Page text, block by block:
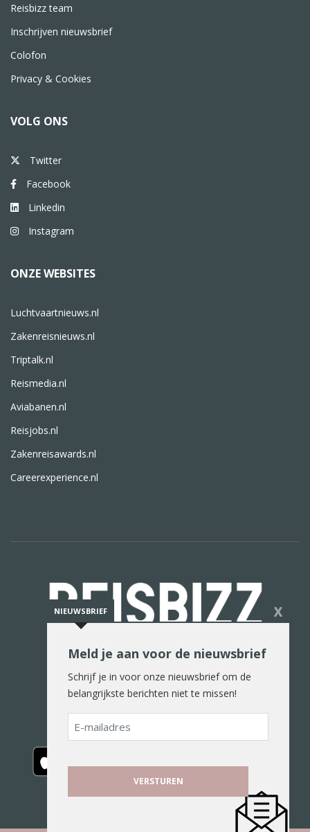
Reisbizz team
Inschrijven nieuwsbrief
Colofon
Privacy & Cookies
VOLG ONS
Twitter
Facebook
Linkedin
Instagram
ONZE WEBSITES
Luchtvaartnieuws.nl
Zakenreisnieuws.nl
Triptalk.nl
Reismedia.nl
Aviabanen.nl
Reisjobs.nl
Zakenreisawards.nl
Careerexperience.nl
De reiswereld in woord en beeld
NIEUWSBRIEF X
Meld je aan voor de nieuwsbrief
Schrijf je in voor onze nieuwsbrief om de
belangrijkste berichten niet te missen!
E-
mailadres